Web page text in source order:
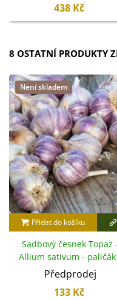
438 Kč
8 OSTATNÍ PRODUKTY
Není skladem
Přidat do košíku
Sadbový česnek Topaz -
Allium sativum - paličák
cibule česneku - 1 balení
Předprodej
133 Kč